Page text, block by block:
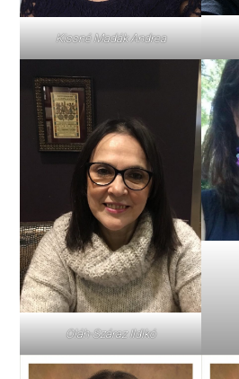
Kissné Madák Andrea
Oláh-Száraz Ildikó